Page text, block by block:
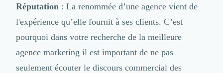
Réputation: La renommée d’une agence vient de
l'expérience qu’elle fournit à ses clients. C’est
pourquoi dans votre recherche de la meilleure
agence marketing il est important de ne pas
seulement écouter le discours commercial des